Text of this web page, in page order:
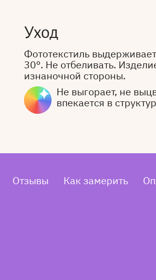
Уход
Фототекстиль
30°. Не отбеливать.
изнаночной стороны.
Не выгорает, не
впекается в
Отзывы Как замерить